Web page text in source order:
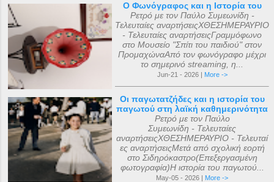
Ο Φωνόγραφος και η Ιστορία του
Ρετρό με τον Παύλο Συμεωνίδη -
Τελευταίες αναρτήσειςΧΘΕΣΗΜΕΡΑΥΡΙΟ
- Τελευταίες αναρτήσειςΓραμμόφωνο
στο Μουσείο "Σπίτι του παιδιού" στον
ΠρομαχώναΑπό τον φωνόγραφο μέχρι
το σημερινό streaming, η...
Jun-21 - 2026 | More ->
Οι παγωτατζήδες και η ιστορία του
παγωτού στη λαϊκή καθημερινότητα
Ρετρό με τον Παύλο
Συμεωνίδη - Τελευταίες
αναρτήσειςΧΘΕΣΗΜΕΡΑΥΡΙΟ - Τελευταί
ες αναρτήσειςΜετά από σχολική εορτή
στο Σιδηρόκαστρο(Επεξεργασμένη
φωτογραφία)Η ιστορία του παγωτού...
May-05 - 2026 | More ->